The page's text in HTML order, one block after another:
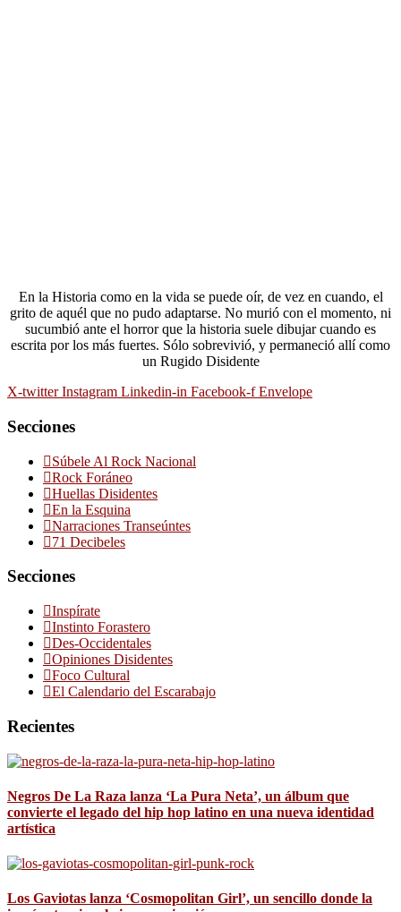
En la Historia como en la vida se puede oír, de vez en cuando, el
grito de aquél que no pudo adaptarse. No murió con el momento, ni
sucumbió ante el horror que la historia suele dibujar cuando es
escrita por los más fuertes. Sólo sobrevivió, y permaneció allí como
un Rugido Disidente
X-twitter Instagram Linkedin-in Facebook-f Envelope
Secciones
Súbele Al Rock Nacional
Rock Foráneo
Huellas Disidentes
En la Esquina
Narraciones Transeúntes
71 Decibeles
Secciones
Inspírate
Instinto Forastero
Des-Occidentales
Opiniones Disidentes
Foco Cultural
El Calendario del Escarabajo
Recientes
Negros De La Raza lanza ‘La Pura Neta’, un álbum que
convierte el legado del hip hop latino en una nueva identidad
artística
Los Gaviotas lanza ‘Cosmopolitan Girl’, un sencillo donde la